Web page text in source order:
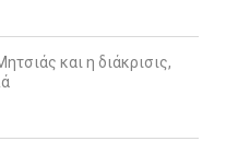
και η διάκρισις,